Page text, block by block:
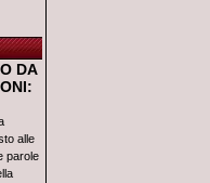
DA
alle
parole